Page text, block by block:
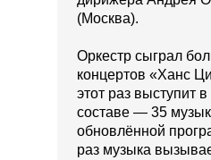
(Москва).
Оркестр сыграл
концертов «Ханс
этот раз выступит
составе — 35
обновлённой
раз музыка